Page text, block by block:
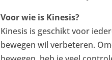
Voor wie is Kinesis?
Kinesis is geschikt voor
bewegen wil verbeteren.